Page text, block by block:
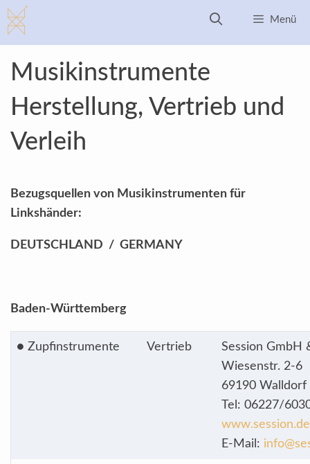
Zum
Inhalt
springen
Menü
Musikinstrumente
Herstellung, Vertrieb und
Verleih
Bezugsquellen von Musikinstrumenten für
Linkshänder:
DEUTSCHLAND / GERMANY
Baden-Württemberg
● Zupfinstrumente Vertrieb
Session GmbH
Wiesenstr. 2-6
69190 Walldorf
Tel: 06227/
www.session.de
E-Mail: